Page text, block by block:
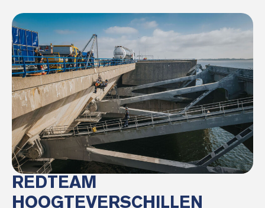
REDTEAM
HOOGTEVERSCHILLEN